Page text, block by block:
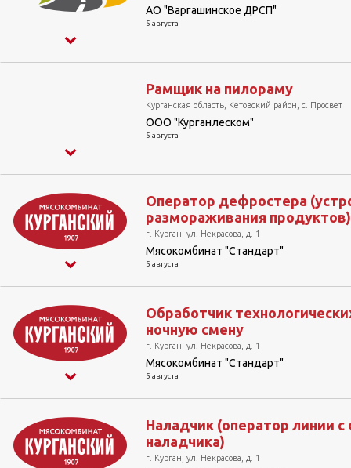
АО "Варгашинское ДРСП"
5 августа
Рамщик на пилораму
Курганская область, Кетовский район, с. Просвет
ООО "Курганлеском"
5 августа
Оператор дефростера
размораживания продуктов)
г. Курган, ул. Некрасова, д. 1
Мясокомбинат "Стандарт"
5 августа
Обработчик
ночную смену
г. Курган, ул. Некрасова, д. 1
Мясокомбинат "Стандарт"
5 августа
Наладчик (оператор линии
наладчика)
г. Курган, ул. Некрасова, д. 1